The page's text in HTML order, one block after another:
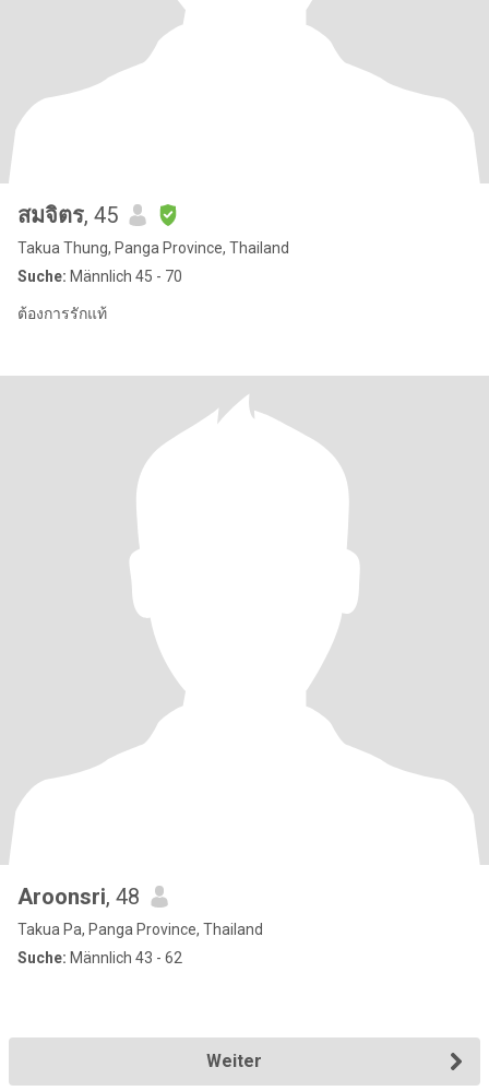
สมจิตร, 45
Takua Thung, Panga Province, Thailand
Suche: Männlich 45 - 70
ต้องการรักแท้
Aroonsri, 48
Takua Pa, Panga Province, Thailand
Suche: Männlich 43 - 62
Weiter